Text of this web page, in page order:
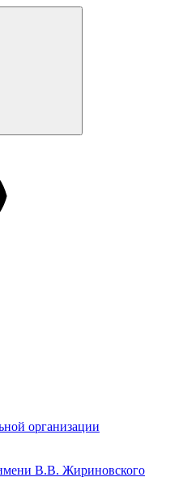
организации
В.В. Жириновского